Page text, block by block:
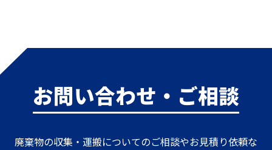
お問い合わせ・ご相談
廃棄物の収集・運搬についてのご相談やお見積り依頼な